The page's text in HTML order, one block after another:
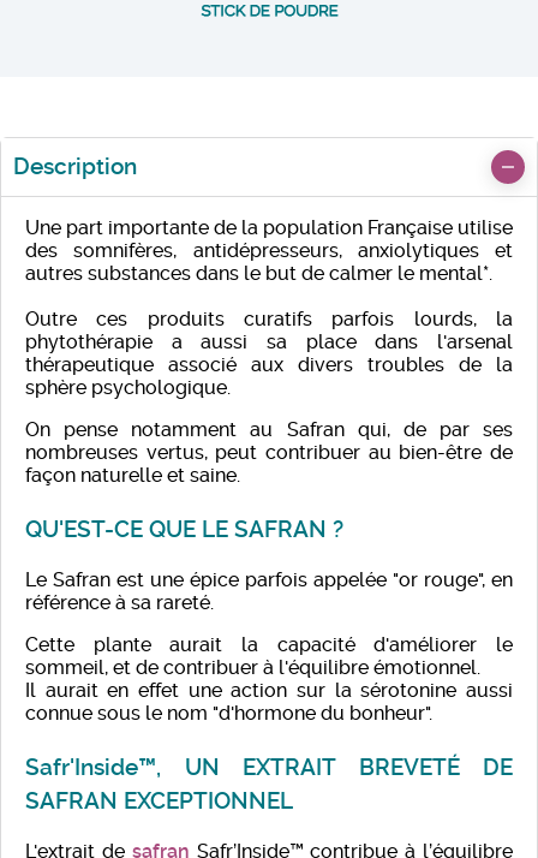
Description
Une part importante de la population Française utilise
des somnifères, antidépresseurs, anxiolytiques et
autres substances dans le but de calmer le mental*.
Outre ces produits curatifs parfois lourds, la
phytothérapie a aussi sa place dans l'arsenal
thérapeutique associé aux divers troubles de la
sphère psychologique.
On pense notamment au Safran qui, de par ses
nombreuses vertus, peut contribuer au bien-être de
façon naturelle et saine.
QU'EST-CE QUE LE SAFRAN ?
Le Safran est une épice parfois appelée "or rouge", en
référence à sa rareté.
Cette plante aurait la capacité d'améliorer le
sommeil, et de contribuer à l'équilibre émotionnel.
Il aurait en effet une action sur la sérotonine aussi
connue sous le nom "d'hormone du bonheur".
Safr'Inside™, UN EXTRAIT BREVETÉ DE
SAFRAN EXCEPTIONNEL
L'extrait de safran Safr’Inside™ contribue à l’équilibre